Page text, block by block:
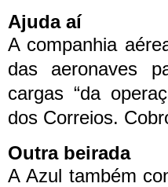
Ajuda aí
A companhia
das aeronaves
cargas “da
dos Correios.
Outra beirada
A Azul também